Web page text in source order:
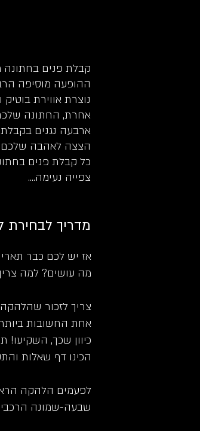
קבלת פנים
ההופעה מוסיפה
נוצרת אווירת
אחרת, החתונה
ארבעה נגנים
הצצה לאהבה שלכם
כל קבלת פנים
צפייה נעימה....
מדריך
אז יש לכם כבר
מה עושים? למה
צריך לזכור
אחת החשובות
כיוון שכך,
הכינו דף שאלות
לפעמים הלהקה
שבעה-שמונה